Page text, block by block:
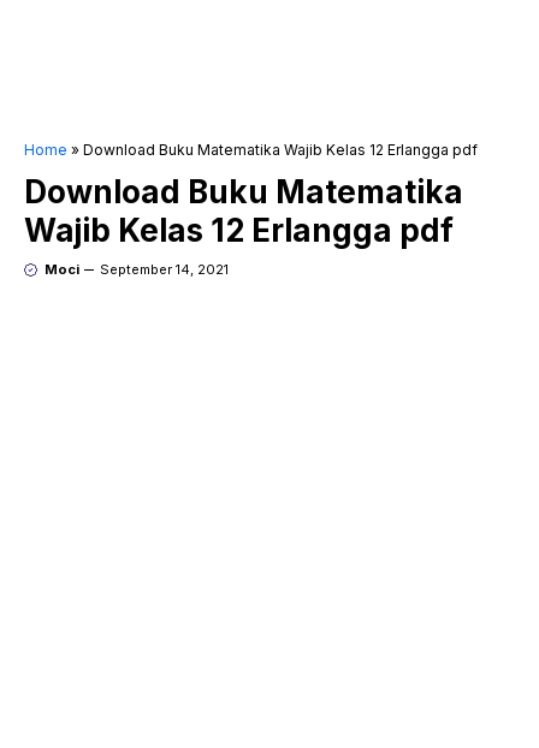
Home » Download Buku Matematika Wajib Kelas 12 Erlangga pdf
Download Buku Matematika
Wajib Kelas 12 Erlangga pdf
Moci September 14, 2021